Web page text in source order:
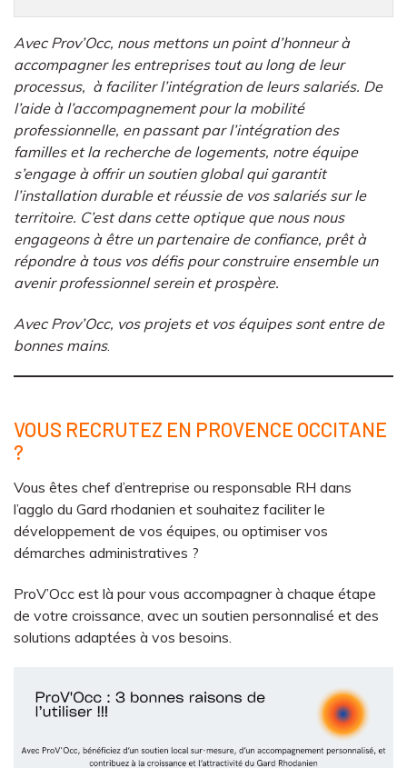
Avec Prov’Occ, nous mettons un point d’honneur à
accompagner les entreprises tout au long de leur
processus, à faciliter l’intégration de leurs salariés. De
l’aide à l’accompagnement pour la mobilité
professionnelle, en passant par l’intégration des
familles et la recherche de logements, notre équipe
s’engage à offrir un soutien global qui garantit
l’installation durable et réussie de vos salariés sur le
territoire. C’est dans cette optique que nous nous
engageons à être un partenaire de confiance, prêt à
répondre à tous vos défis pour construire ensemble un
avenir professionnel serein et prospère.
Avec Prov’Occ, vos projets et vos équipes sont entre de
bonnes mains.
VOUS RECRUTEZ EN PROVENCE OCCITANE
?
Vous êtes chef d’entreprise ou responsable RH dans
l’agglo du Gard rhodanien et souhaitez faciliter le
développement de vos équipes, ou optimiser vos
démarches administratives ?
ProV’Occ est là pour vous accompagner à chaque étape
de votre croissance, avec un soutien personnalisé et des
solutions adaptées à vos besoins.